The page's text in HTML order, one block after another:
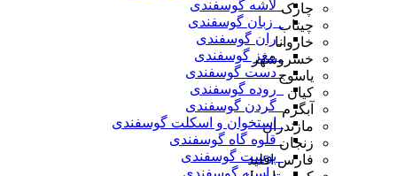
_لاشه گوسفندی
_ زبان گوسفندی
_ران گوسفندی
_مغز گوسفندی
_دست گوسفندی
_روده گوسفندی
_گردن گوسفندی
_استخوان و اسکلت گوسفندی
_قلوه گاه گوسفندی
_پوست گوسفندی
چارک
چیتاب
خاروانا
خسروشهر
یاسوج
کیان
آبگرم
مازندران
زنجان
فارس اقلید